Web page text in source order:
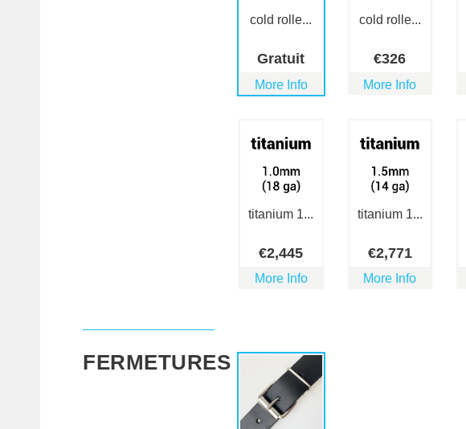
cold rolle...
Gratuit
More Info
cold rolle...
€326
More Info
titanium 1...
€2,445
More Info
titanium 1...
€2,771
More Info
FERMETURES